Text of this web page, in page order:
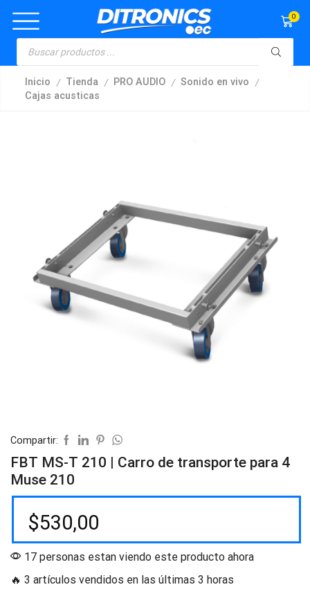
0
Inicio / Tienda / PRO AUDIO / Sonido en vivo /
Cajas acusticas
Compartir:
FBT MS-T 210 | Carro de transporte para 4
Muse 210
$530,00
17 personas estan viendo este producto ahora
🔥 3 artículos vendidos en las últimas 3 horas